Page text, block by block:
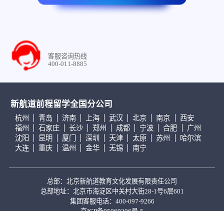
客服咨询热线
400-011-8885
新航道前程留学全国分公司
杭州 青岛 济南 上海 武汉 北京 南京
西安
福州
石家庄 长沙 郑州 成都 宁波 合肥
广州
沈阳
昆明 厦门 深圳 天津 太原 苏州
哈尔滨
大连
重庆 温州 金华 无锡 南宁
总部：北京新航道教育文化发展有限责任公司
总部地址：北京市海淀区中关村大街28-1号6层601
集团客服电话：400-097-9266